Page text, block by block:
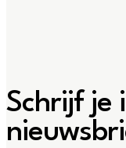
Schrijf je